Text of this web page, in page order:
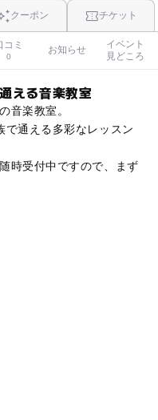
クーポン チケット
コミ
0
お知らせ
イベント
見どころ
える音楽教室
音楽教室。
で通える多彩なレッスン
時受付中ですので、まず